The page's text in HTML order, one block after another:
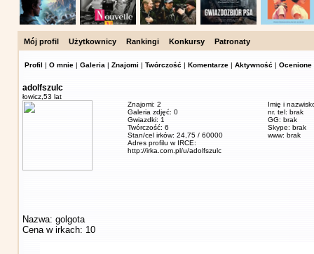
Mój profil Użytkownicy Rankingi Konkursy Patronaty
Profil | O mnie | Galeria | Znajomi | Twórczość | Komentarze | Aktywność | Ocenione
adolfszulc
łowicz, 53 lat
Znajomi: 2
Galeria zdjęć: 0
Gwiazdki: 1
Twórczość: 6
Stan/cel irków: 24,75 / 60000
Adres profilu w IRCE:
http://irka.com.pl/u/adolfszulc
Imię i
nr. tel: brak
GG: brak
Skype: brak
www: brak
Nazwa: golgota
Cena w irkach: 10